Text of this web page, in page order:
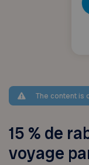
The content is
15 % de
voyage